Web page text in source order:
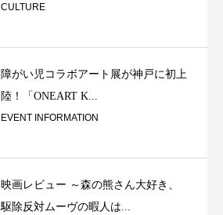
CULTURE
障がい児コラボアート展が神戸に初上
陸！「ONEART K...
EVENT INFORMATION
映画レビュー ～森の熊さん大好き、
駆除反対ムーヴの暇人は...